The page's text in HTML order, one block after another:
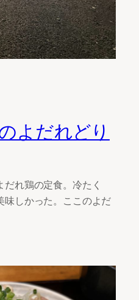
よだれどり
れ鶏の定食。冷たく
味しかった。ここのよだ